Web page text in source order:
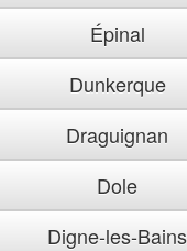
Épinal
Dunkerque
Draguignan
Dole
Digne-les-Bains